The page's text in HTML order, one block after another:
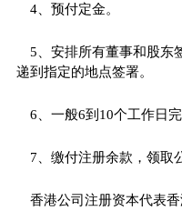
4、预付定金。
5、安排所有董事和股东
递到指定的地点签署。
6、一般6到10个工作日完
7、缴付注册余款，领取
香港公司注册资本代表